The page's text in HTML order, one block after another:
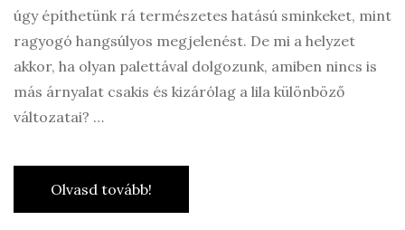
úgy építhetünk rá természetes hatású sminkeket, mint
ragyogó hangsúlyos megjelenést. De mi a helyzet
akkor, ha olyan palettával dolgozunk, amiben nincs is
más árnyalat csakis és kizárólag a lila különböző
változatai? …
Olvasd tovább!